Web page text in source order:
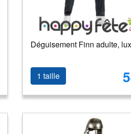
Déguisement Finn adulte,
1 taille